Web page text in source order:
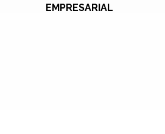
EMPRESARIAL